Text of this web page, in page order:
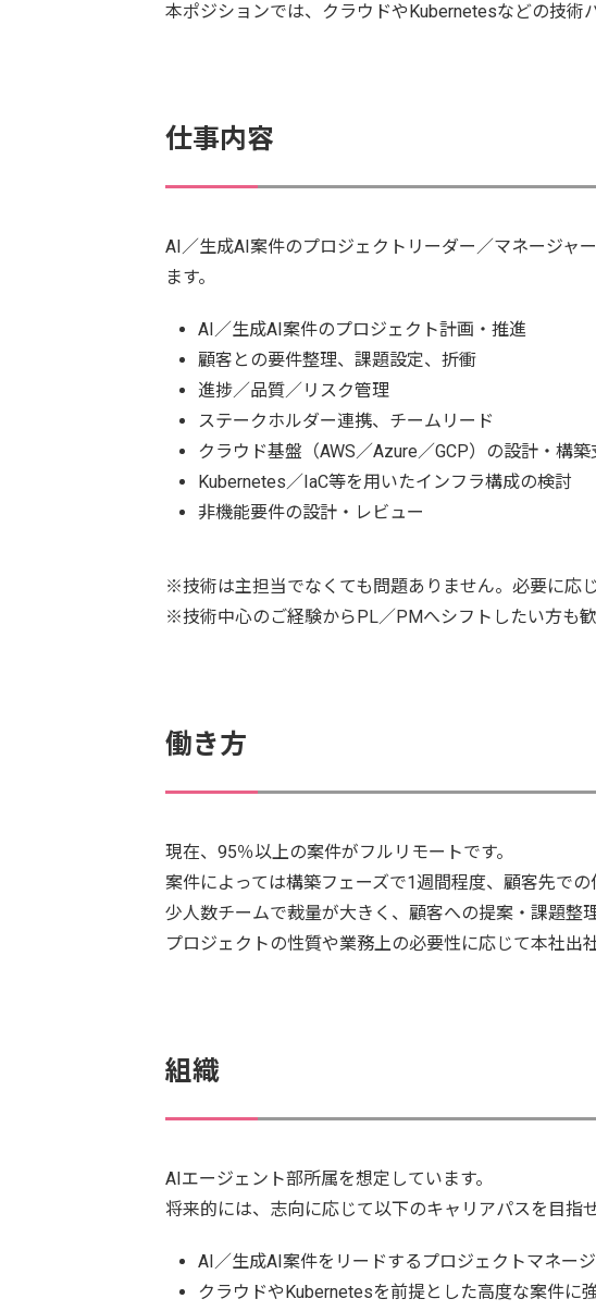
本ポジションでは、クラウドやKubernetesなどの技
仕事内容
AI／生成AI案件のプロジェクトリーダー／マネージャ
ます。
AI／生成AI案件のプロジェクト計画・推進
顧客との要件整理、課題設定、折衝
進捗／品質／リスク管理
ステークホルダー連携、チームリード
クラウド基盤（AWS／Azure／GCP）の設計・構築
Kubernetes／IaC等を用いたインフラ構成の検討
非機能要件の設計・レビュー
※技術は主担当でなくても問題ありません。必要に応
※技術中心のご経験からPL／PMへシフトしたい方も歓
働き方
現在、95％以上の案件がフルリモートです。
案件によっては構築フェーズで1週間程度、顧客先での
少人数チームで裁量が大きく、顧客への提案・課題整
プロジェクトの性質や業務上の必要性に応じて本社出
組織
AIエージェント部所属を想定しています。
将来的には、志向に応じて以下のキャリアパスを目指
AI／生成AI案件をリードするプロジェクトマネー
クラウドやKubernetesを前提とした高度な案件に